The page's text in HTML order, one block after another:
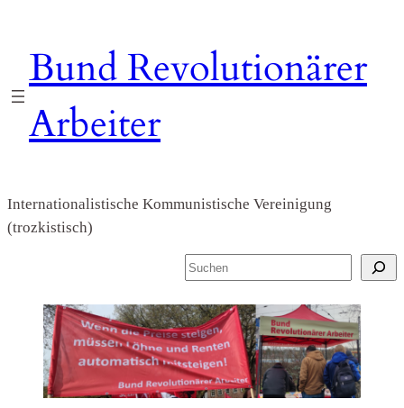
springen
Bund Revolutionärer
Arbeiter
Internationalistische Kommunistische Vereinigung
(trozkistisch)
S
c
h
e
n